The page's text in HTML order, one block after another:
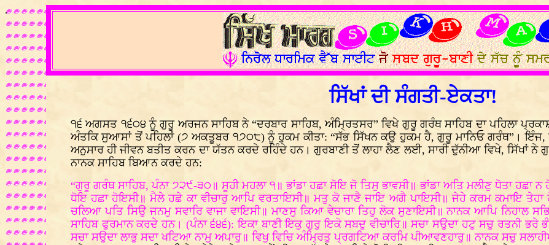
.
ਸਿੱਖਾਂ ਦੀ ਸੰਗਤੀ-ਏਕਤਾ!
੧੬ ਅਗਸਤ ੧੬੦੪ ਨੂੰ ਗੁਰੂ ਅਰਜਨ ਸਾਹਿਬ ਨੇ “ਦਰਬਾਰ ਸਾਹਿਬ, ਅੰਮ੍ਰਿਤਸਰ” ਵਿਖੇ ਗੁਰੂ ਗਰੰਥ ਸਾਹਿਬ ਦਾ ਪਹਿਲਾ
ਅੰਤਕਿ ਸੁਆਸਾਂ ਤੋਂ ਪਹਿਲਾਂ (੭ ਅਕਤੂਬਰ ੧੭੦੮) ਨੂੰ ਹੁਕਮ ਕੀਤਾ: “ਸੱਭ ਸਿੱਖਨ ਕਉ ਹੁਕਮ ਹੈ, ਗੁਰੂ ਮਾਨਿਓ ਗਰੰਥ”। ਇੰਜ,
ਅਨੁਸਾਰ ਹੀ ਜੀਵਨ ਬਤੀਤ ਕਰਨ ਦਾ ਯੱਤਨ ਕਰਦੇ ਰਹਿੰਦੇ ਹਨ। ਗੁਰਬਾਣੀ ਤੋਂ ਲਾਹਾ ਲੈਣ ਲਈ, ਸਾਰੀ ਦੁੱਨੀਆ ਵਿਖੇ,
ਨਾਨਕ ਸਾਹਿਬ ਬਿਆਨ ਕਰਦੇ ਹਨ:
“ਗੁਰੂ ਗਰੰਥ ਸਾਹਿਬ, ਪੰਨਾ ੭੨੯-੩੦॥ ਸੂਹੀ ਮਹਲਾ ੧॥ ਭਾਂਡਾ ਹਛਾ ਸੋਇ ਜੋ ਤਿਸੁ ਭਾਵਸੀ॥ ਭਾਂਡਾ ਅਤਿ ਮਲੀਣੁ ਧੋਤਾ
ਧੋਇ ਹਛਾ ਹੋਇਸੀ॥ ਮੈਲੇ ਹਛੇ ਕਾ ਵੀਚਾਰੁ ਆਪਿ ਵਰਤਾਇਸੀ॥ ਮਤੁ ਕੋ ਜਾਣੈ ਜਾਇ ਅਗੈ ਪਾਇਸੀ॥ ਜੇਹੇ ਕਰਮ ਕਮਾਇ
ਚਲਿਆ ਪਤਿ ਸਿਉ ਜਨਮੁ ਸਵਾਰਿ ਵਾਜਾ ਵਾਇਸੀ॥ ਮਾਣਸੁ ਕਿਆ ਵੇਚਾਰਾ ਤਿਹੁ ਲੋਕ ਸੁਣਾਇਸੀ॥ ਨਾਨਕ ਆਪਿ ਨਿਹਾਲ
ਸਾਹਿਬ ਫੁਰਮਾਨ ਕਰਦੇ ਹਨ। (ਪੰਨਾ ੬੪੬): ਇਕਾ ਬਾਣੀ ਇਕੁ ਗੁਰੁ ਇਕੋ ਸਬਦੁ ਵੀਚਾਰਿ॥ ਸਚਾ ਸਉਦਾ ਹਟੁ ਸਚੁ ਰਤਨੀ ਭਰੇ
ਸਚਾ ਸਉਦਾ ਲਾਭੁ ਸਦਾ ਖਟਿਆ ਨਾਮੁ ਅਪਾਰੁ॥ ਵਿਖੁ ਵਿਚਿ ਅੰਮ੍ਰਿਤੁ ਪ੍ਰਗਟਿਆ ਕਰਮਿ ਪੀਆਵਣਹਾਰੁ॥ ਨਾਨਕ ਸਚੁ